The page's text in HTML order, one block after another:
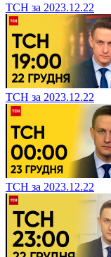
ТСН за 2023.12.22
ТСН за 2023.12.22
ТСН за 2023.12.22